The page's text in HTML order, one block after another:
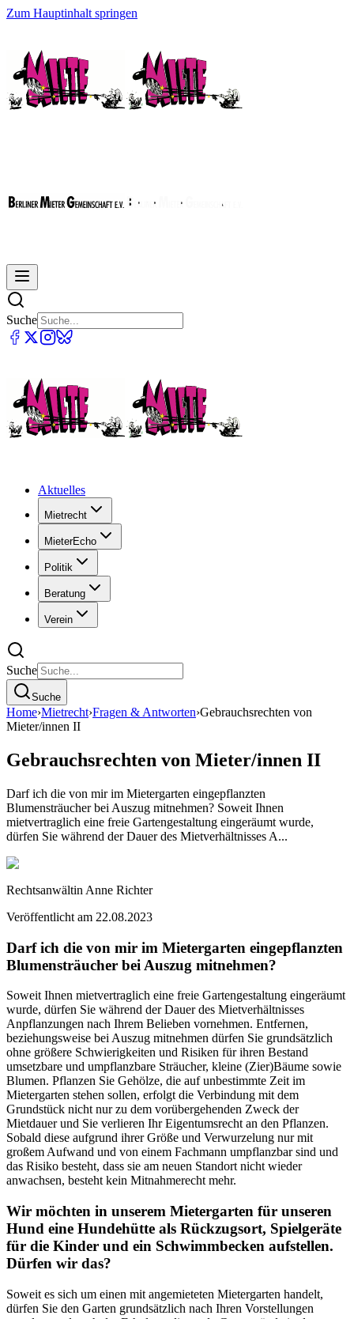
Zum Hauptinhalt springen
Suche
Aktuelles
Mietrecht
MieterEcho
Politik
Beratung
Verein
Suche
Suche
Home›Mietrecht›Fragen & Antworten›Gebrauchsrechten von
Mieter/innen II
Gebrauchsrechten von Mieter/innen II
Darf ich die von mir im Mietergarten eingepflanzten
Blumensträucher bei Auszug mitnehmen? Soweit Ihnen
mietvertraglich eine freie Gartengestaltung eingeräumt wurde,
dürfen Sie während der Dauer des Mietverhältnisses A...
Rechtsanwältin Anne Richter
Veröffentlicht am 22.08.2023
Darf ich die von mir im Mietergarten eingepflanzten
Blumensträucher bei Auszug mitnehmen?
Soweit Ihnen mietvertraglich eine freie Gartengestaltung eingeräumt
wurde, dürfen Sie während der Dauer des Mietverhältnisses
Anpflanzungen nach Ihrem Belieben vornehmen. Entfernen,
beziehungsweise bei Auszug mitnehmen dürfen Sie grundsätzlich
ohne größere Schwierigkeiten und Risiken für ihren Bestand
umsetzbare und umpflanzbare Sträucher, kleine (Zier)Bäume sowie
Blumen. Pflanzen Sie Gehölze, die auf unbestimmte Zeit im
Mietergarten stehen sollen, erfolgt die Verbindung mit dem
Grundstück nicht nur zu dem vorübergehenden Zweck der
Mietdauer und Sie verlieren Ihr Eigentumsrecht an den Pflanzen.
Sobald diese aufgrund ihrer Größe und Verwurzelung nur mit
großem Aufwand und von einem Fachmann umpflanzbar sind und
das Risiko besteht, dass sie am neuen Standort nicht wieder
anwachsen, besteht kein Mitnahmerecht mehr.
Wir möchten in unserem Mietergarten für unseren
Hund eine Hundehütte als Rückzugsort, Spielgeräte
für die Kinder und ein Schwimmbecken aufstellen.
Dürfen wir das?
Soweit es sich um einen mit angemieteten Mietergarten handelt,
dürfen Sie den Garten grundsätzlich nach Ihren Vorstellungen